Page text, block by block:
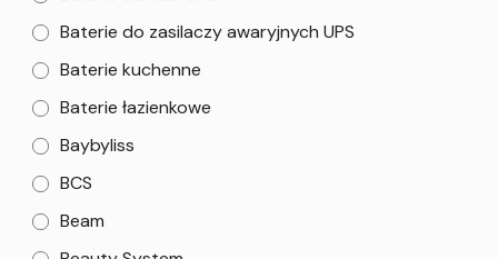
Baterie do zasilaczy awaryjnych UPS
Baterie kuchenne
Baterie łazienkowe
Baybyliss
BCS
Beam